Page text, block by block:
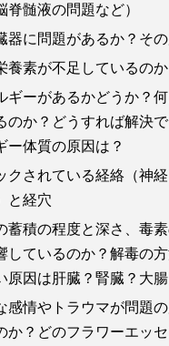
脊髄液の問題など）
器に問題があるか？そ
養素が不足しているのか
ギーがあるかどうか？
のか？どうすれば解決
ー体質の原因は？
クされている経絡（神
と経穴
蓄積の程度と深さ、毒
しているのか？解毒の
原因は肝臓？腎臓？大腸
感情やトラウマが問題
か？どのフラワーエッ